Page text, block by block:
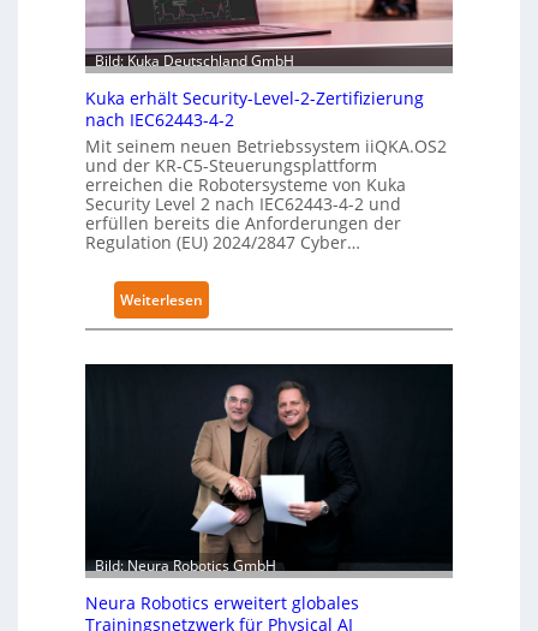
Bild: Kuka Deutschland GmbH
Kuka erhält Security-Level-2-Zertifizierung
nach IEC62443-4-2
Mit seinem neuen Betriebssystem iiQKA.OS2
und der KR-C5-Steuerungsplattform
erreichen die Robotersysteme von Kuka
Security Level 2 nach IEC62443-4-2 und
erfüllen bereits die Anforderungen der
Regulation (EU) 2024/2847 Cyber…
Weiterlesen:
K
e
h
ä
l
t
S
e
c
Bild: Neura Robotics GmbH
Neura Robotics erweitert globales
Trainingsnetzwerk für Physical AI